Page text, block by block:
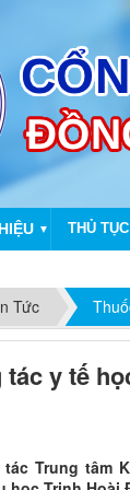
▼ THỦ
Tức
tác y tế
Trung tâm